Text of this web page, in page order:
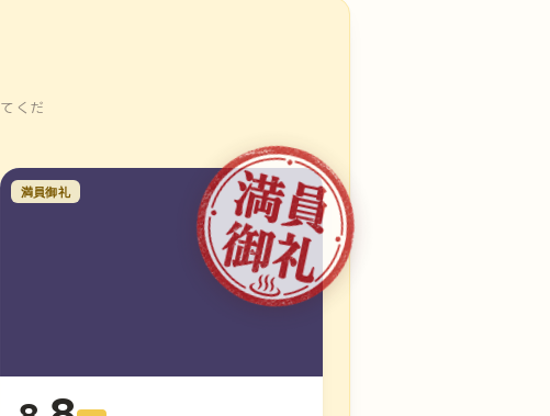
くだ
満員御礼